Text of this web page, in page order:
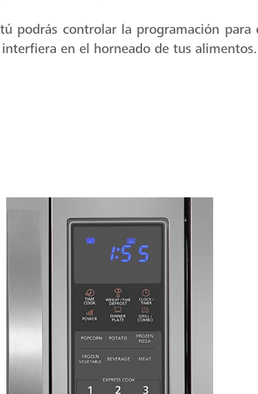
podrás controlar la programación para
interfiera en el horneado de tus alimentos.